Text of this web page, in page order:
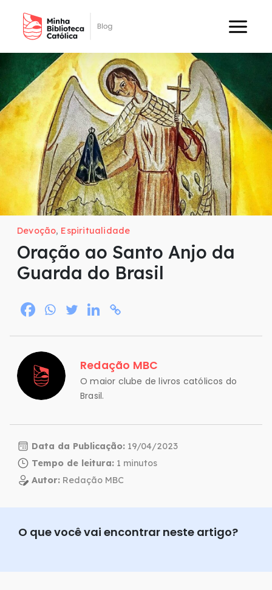
Devoção, Espiritualidade
Oração ao Santo Anjo da
Guarda do Brasil
Redação MBC
O maior clube de livros católicos do
Brasil.
Data da Publicação: 19/04/2023
Tempo de leitura:
Autor: Redação MBC
O que você vai encontrar neste artigo?